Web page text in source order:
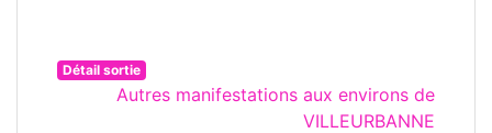
Détail sortie
Autres manifestations aux environs de
VILLEURBANNE